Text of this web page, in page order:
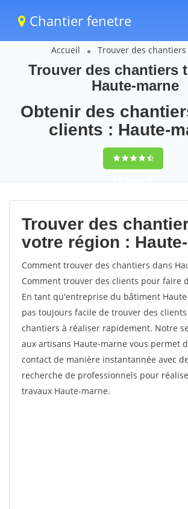
Chantier fenetre
Accueil Trouver des
Trouver des chantiers
Haute-marne
Obtenir des
clients : Haute-
9,5(100%)75
votes
Trouver des
votre région :
Comment trouver des chantiers dans
Comment trouver des clients pour faire
En tant qu'entreprise du bâtiment
pas toujours facile de trouver des
chantiers à réaliser rapidement. Notre
aux artisans Haute-marne vous permet
contact de manière instantannée avec
recherche de professionnels pour
travaux Haute-marne.